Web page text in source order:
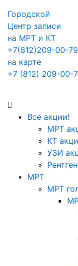
Городской
Центр записи
на МРТ и КТ
+7(812)209-00-79
на карте
+7 (812) 209-00-
Все акции!
МРТ
КТ
УЗИ
МРТ
МРТ